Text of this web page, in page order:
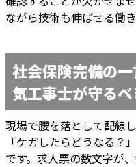
ながら技術も伸ばせる働
社会保険完備の
気工事士が守る
現場で腰を落として配線
「ケガしたらどうなる？
です。求人票の数文字が